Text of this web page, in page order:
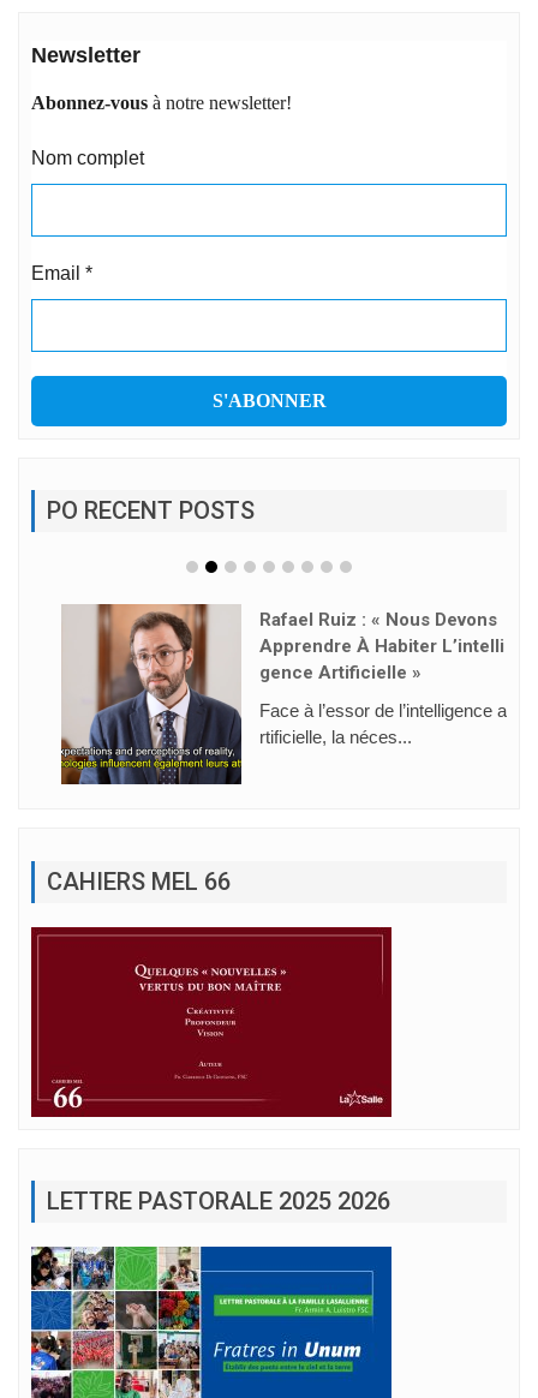
Newsletter
Abonnez-vous à notre newsletter!
Nom complet
Email *
PO RECENT POSTS
Rafael Ruiz : « Nous Devons
Apprendre À Habiter L’intelli
Gence Artificielle »
Face à l’essor de l’intelligence a
rtificielle, la néces...
CAHIERS MEL 66
LETTRE PASTORALE 2025 2026